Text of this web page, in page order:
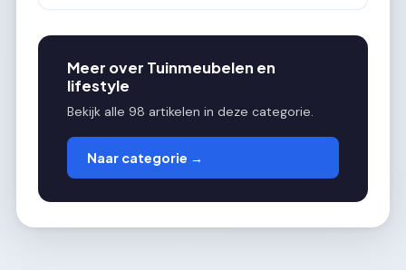
Meer over Tuinmeubelen en
lifestyle
Bekijk alle 98 artikelen in deze categorie.
Naar categorie →